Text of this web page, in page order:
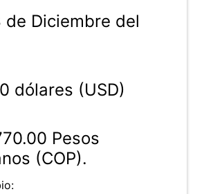
de Diciembre del
dólares (USD)
Pesos
(COP).